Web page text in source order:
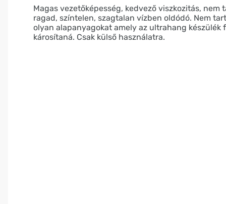
Magas vezetőképesség, kedvező viszkozitás, nem
ragad, színtelen, szagtalan vízben oldódó. Nem
olyan alapanyagokat amely az ultrahang készülék
károsítaná. Csak külső használatra.